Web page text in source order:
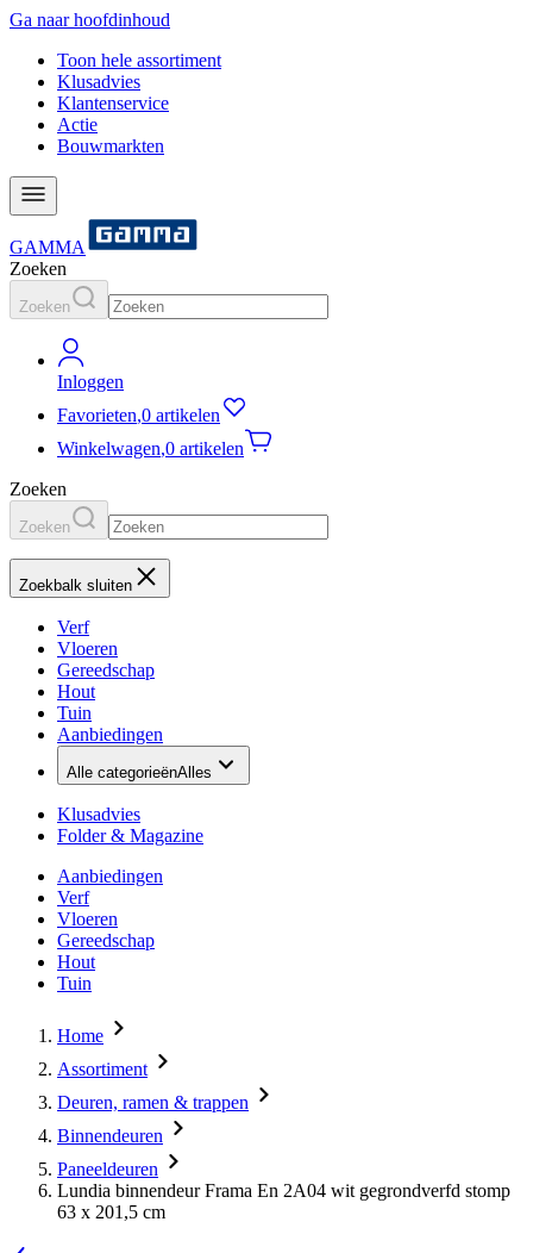
Ga naar hoofdinhoud
Toon hele assortiment
Klusadvies
Klantenservice
Actie
Bouwmarkten
GAMMA
Zoeken
Zoeken
Inloggen
Favorieten,0 artikelen
Winkelwagen,0 artikelen
Zoeken
Zoeken
Zoekbalk sluiten
Verf
Vloeren
Gereedschap
Hout
Tuin
Aanbiedingen
Alle categorieënAlles
Klusadvies
Folder & Magazine
Aanbiedingen
Verf
Vloeren
Gereedschap
Hout
Tuin
Home
Assortiment
Deuren, ramen & trappen
Binnendeuren
Paneeldeuren
Lundia binnendeur Frama En 2A04 wit gegrondverfd stomp
63 x 201,5 cm